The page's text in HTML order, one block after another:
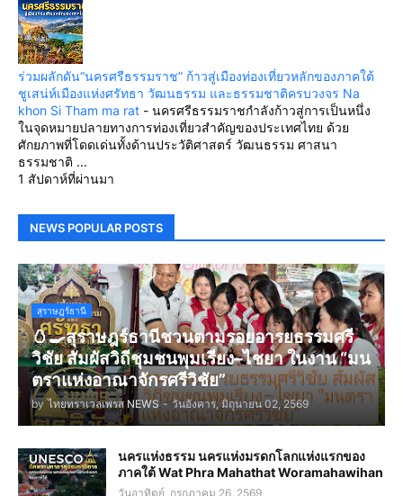
ร่วมผลักดัน“นครศรีธรรมราช” ก้าวสู่เมืองท่องเที่ยวหลักของภาคใต้
ชูเสน่ห์เมืองแห่งศรัทธา วัฒนธรรม และธรรมชาติครบวงจร Na
khon Si Tham ma rat - นครศรีธรรมราชกำลังก้าวสู่การเป็นหนึ่ง
ในจุดหมายปลายทางการท่องเที่ยวสำคัญของประเทศไทย ด้วย
ศักยภาพที่โดดเด่นทั้งด้านประวัติศาสตร์ วัฒนธรรม ศาสนา
ธรรมชาติ ...
1 สัปดาห์ที่ผ่านมา
NEWS POPULAR POSTS
สุราษฎร์ธานี
🥚🍳สุราษฎร์ธานีชวนตามรอยอารยธรรมศรี
วิชัย สัมผัสวิถีชุมชนพุมเรียง–ไชยา ในงาน “มน
ตราแห่งอาณาจักรศรีวิชัย”
by ไทยทราเวลเพรส NEWS - วันอังคาร, มิถุนายน 02, 2569
นครแห่งธรรม นครแห่งมรดกโลกแห่งแรกของ
ภาคใต้ Wat Phra Mahathat Woramahawihan
วันอาทิตย์, กรกฎาคม 26, 2569